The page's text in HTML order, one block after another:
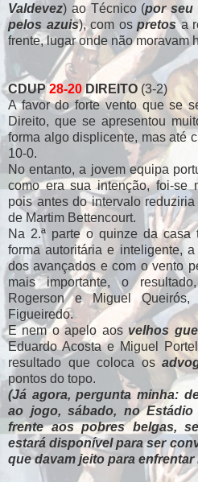
Valdevez) ao Técnico (por seu
pelos azuis), com os pretosa
frente, lugar onde não moravam
CDUP28-20DIREITO (3-2)
A favor do forte vento que se
Direito, que se apresentou
forma algo displicente, mas até
10-0.
No entanto, a jovem equipa
como era sua intenção, foi-se
pois antes do intervalo
de Martim Bettencourt.
Na 2.ª parte o quinze da
forma autoritária e inteligente,
dos avançados e com o vento
mais importante, o
Rogerson e Miguel
Figueiredo.
E nem o apelo aos velhos
Eduardo Acosta e Miguel
resultado que coloca os
pontos do topo.
(Já agora, pergunta minha:
ao jogo, sábado, no
frente aos pobres belgas,
estará disponível para ser
que davam jeito para